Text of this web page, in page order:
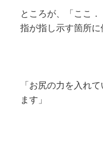
ところが、「ここ
指が指し示す箇所に
「お尻の力を入れ
ます」